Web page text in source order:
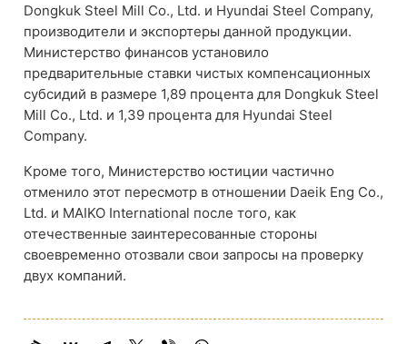
Dongkuk Steel Mill Co., Ltd. и Hyundai Steel Company,
производители и экспортеры данной продукции.
Министерство финансов установило
предварительные ставки чистых компенсационных
субсидий в размере 1,89 процента для Dongkuk Steel
Mill Co., Ltd. и 1,39 процента для Hyundai Steel
Company.
Кроме того, Министерство юстиции частично
отменило этот пересмотр в отношении Daeik Eng Co.,
Ltd. и MAIKO International после того, как
отечественные заинтересованные стороны
своевременно отозвали свои запросы на проверку
двух компаний.